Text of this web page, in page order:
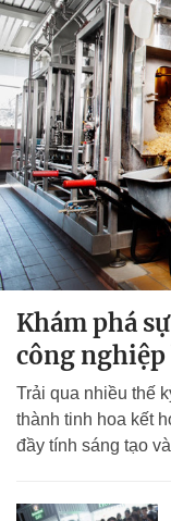
Khám phá
công
Trải qua nhiều thế
thành tinh hoa kết
đầy tính sáng tạo